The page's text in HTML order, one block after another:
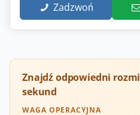
Zadzwoń
Znajdź odpowiedni
sekund
WAGA OPERACYJNA